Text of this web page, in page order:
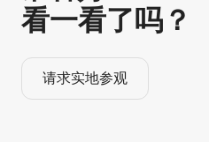
看一看了吗？
请求实地参观